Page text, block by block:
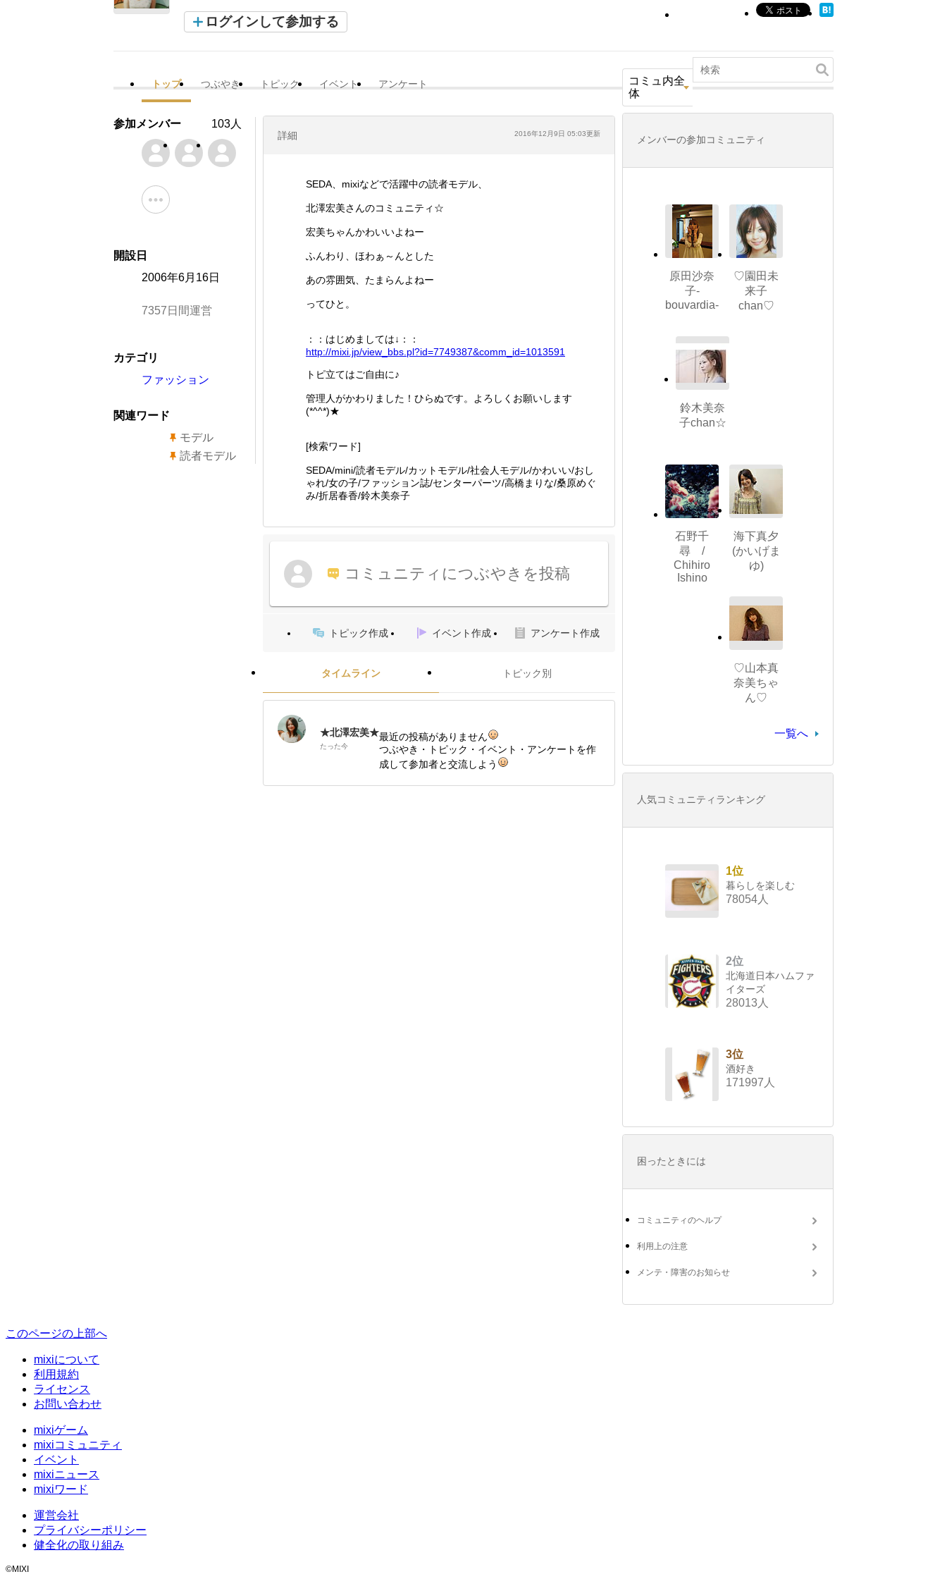
ログインして参加する
トップ つぶやき トピック イベント アンケート
コミュ内全
体
詳細 2016年12月9日 05:03更新
SEDA、mixiなどで活躍中の読者モデル、
北澤宏美さんのコミュニティ☆
宏美ちゃんかわいいよねー
ふんわり、ほわぁ～んとした
あの雰囲気、たまらんよねー
ってひと。
：：はじめましては↓：：
http://mixi.jp/view_bbs.pl?id=7749387&comm _id=1013591
トピ立てはご自由に♪
管理人がかわりました！ひらぬです。よろしくお願いします
(*^^*)★
[検索ワード]
SEDA/mini/読者モデル/カットモデル/社会人モデル/かわいい/おし
ゃれ/女の子/ファッション誌/センターパーツ/高橋まりな/桑原めぐ
み/折居春香/鈴木美奈子
コミュニティにつぶやきを投稿
トピック作成 イベント作成 アンケート作成
タイムライン トピック別
★北澤宏美★
たった今
最近の投稿がありません
つぶやき・トピック・イベント・アンケートを作
成して参加者と交流しよう
参加メンバー 103人
開設日
2006年6月16日
7357日間運営
カテゴリ
ファッション
関連ワード
モデル
読者モデル
メンバーの参加コミュニティ
原田沙奈
子-
bouvardia-
♡園田未
来子
chan♡
鈴木美奈
子chan☆
石野千
尋 /
Chihiro
Ishino
海下真夕
(かいげま
ゆ)
♡山本真
奈美ちゃ
ん♡
一覧へ
人気コミュニティランキング
1位
暮らしを楽しむ
78054人
2位
北海道日本ハムファ
イターズ
28013人
3位
酒好き
171997人
困ったときには
コミュニティのヘルプ
利用上の注意
メンテ・障害のお知らせ
このページの上部へ
mixiについて
利用規約
ライセンス
お問い合わせ
mixiゲーム
mixiコミュニティ
イベント
mixiニュース
mixiワード
運営会社
プライバシーポリシー
健全化の取り組み
©MIXI